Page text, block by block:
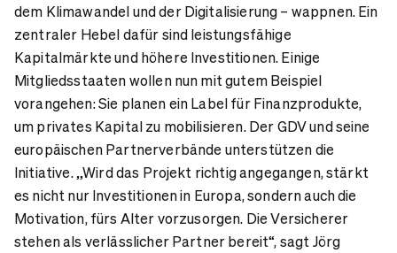
dem Klimawandel und der Digitalisierung – wappnen. Ein
zentraler Hebel dafür sind leistungsfähige
Kapitalmärkte und höhere Investitionen. Einige
Mitgliedsstaaten wollen nun mit gutem Beispiel
vorangehen: Sie planen ein Label für Finanzprodukte,
um privates Kapital zu mobilisieren. Der GDV und seine
europäischen Partnerverbände unterstützen die
Initiative. „Wird das Projekt richtig angegangen, stärkt
es nicht nur Investitionen in Europa, sondern auch die
Motivation, fürs Alter vorzusorgen. Die Versicherer
stehen als verlässlicher Partner bereit“, sagt Jörg